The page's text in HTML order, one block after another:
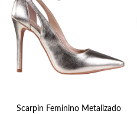
Scarpin Feminino Metalizado